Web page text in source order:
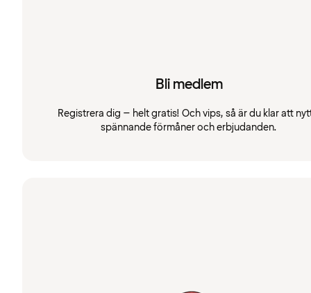
Bli medlem
Registrera dig – helt gratis! Och vips, så är du klar att
spännande förmåner och erbjudanden.